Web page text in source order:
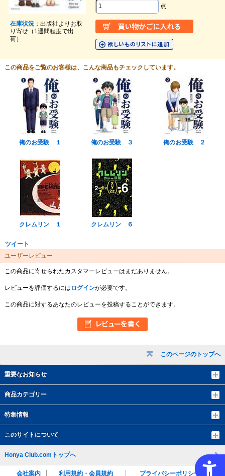
このページのトップへ
重要なお知らせ
商品カテゴリー
特集情報
このサイトについて
在庫状況：出版社よりお取
り寄せ（1週間程度で出
荷）
点
この商品をご覧のお客様は、こんな商品もチェックしています。
俺のお受験 １ 俺のお受験 ３ 俺のお受験 ２
クレムリン １ クレムリン ６
ツイート
ユーザーレビュー
この商品に寄せられたカスタマーレビューはまだありません。
レビューを評価するには ログインが必要です。
この商品に対するあなたのレビューを投稿することができます。
Honya Club.comトップへ
会社案内 利用規約・会員規約 プライバシーポリシー